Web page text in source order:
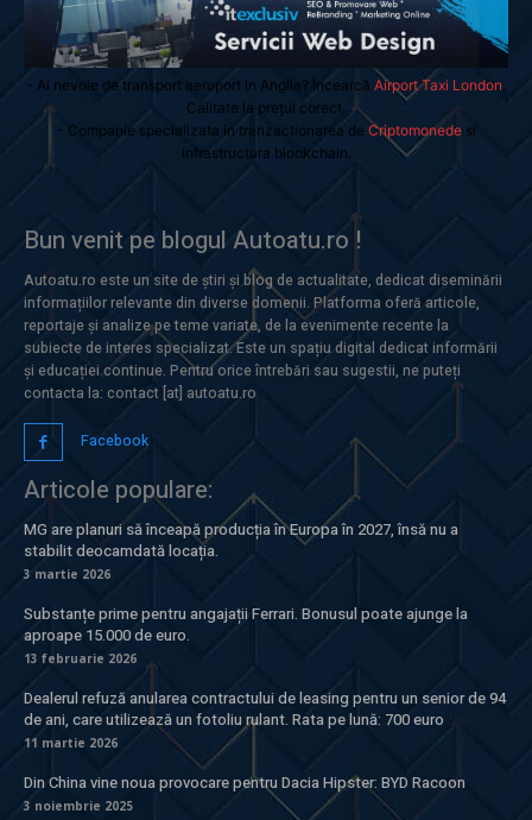
- Ai nevoie de transport aeroport in Anglia? Încearcă Airport Taxi London
Calitate la prețul corect.
- Companie specializata in tranzactionarea de Criptomonedesi
infrastructura blockchain.
Bun venit pe blogul Autoatu.ro !
Autoatu.ro este un site de știri și blog de actualitate, dedicat diseminării
informațiilor relevante din diverse domenii. Platforma oferă articole,
reportaje și analize pe teme variate, de la evenimente recente la
subiecte de interes specializat. Este un spațiu digital dedicat informării
și educației continue. Pentru orice întrebări sau sugestii, ne puteți
contacta la: contact [at] autoatu.ro
Facebook
Articole populare:
MG are planuri să înceapă producția în Europa în 2027, însă nu a
stabilit deocamdată locația.
3 martie 2026
Substanțe prime pentru angajații Ferrari. Bonusul poate ajunge la
aproape 15.000 de euro.
13 februarie 2026
Dealerul refuză anularea contractului de leasing pentru un senior de 94
de ani, care utilizează un fotoliu rulant. Rata pe lună: 700 euro
11 martie 2026
Din China vine noua provocare pentru Dacia Hipster: BYD Racoon
3 noiembrie 2025